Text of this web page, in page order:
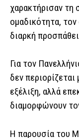
χαρακτήρισαν τη
ομαδικότητα,
διαρκή
Για τον
δεν
εξέλιξη, αλλά
διαμορφώνουν
Η παρουσία του